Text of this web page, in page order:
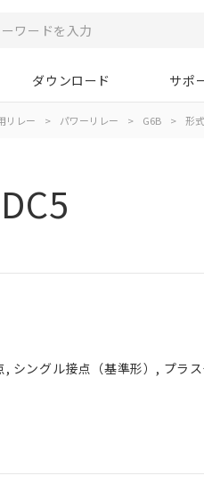
ダウンロード サポ
リレー > パワーリレー > G6B > 形
シングル接点（基準形）, プラ